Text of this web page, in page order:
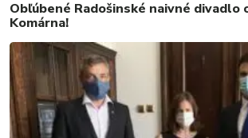
Obľúbené Radošinské naivné divadlo
Komárna!